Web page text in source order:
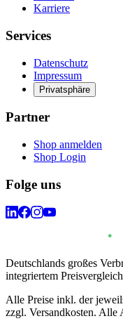
Karriere
Services
Datenschutz
Impressum
Privatsphäre
Partner
Shop anmelden
Shop Login
Folge uns
Deutschlands großes
integriertem Preisvergleich
Alle Preise inkl. der
zzgl. Versandkosten. Alle